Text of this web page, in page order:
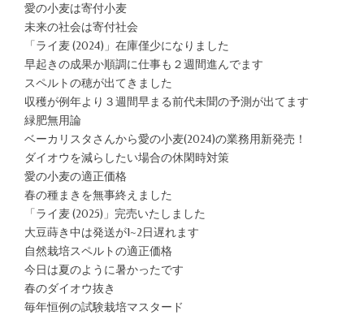
愛の小麦は寄付小麦
未来の社会は寄付社会
「ライ麦 (2024)」在庫僅少になりました
早起きの成果か順調に仕事も２週間進んでます
スペルトの穂が出てきました
収穫が例年より３週間早まる前代未聞の予測が出てます
緑肥無用論
ベーカリスタさんから愛の小麦(2024)の業務用新発売！
ダイオウを減らしたい場合の休閑時対策
愛の小麦の適正価格
春の種まきを無事終えました
「ライ麦 (2025)」完売いたしました
大豆蒔き中は発送が1~2日遅れます
自然栽培スペルトの適正価格
今日は夏のように暑かったです
春のダイオウ抜き
毎年恒例の試験栽培マスタード